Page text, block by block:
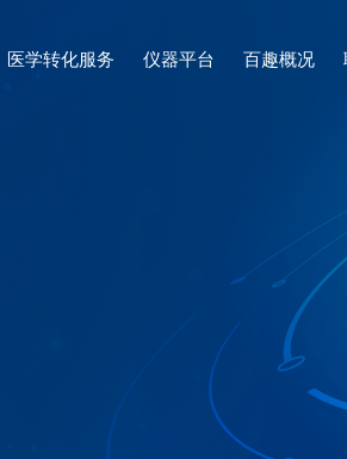
医学转化服务 仪器平台 百趣概况